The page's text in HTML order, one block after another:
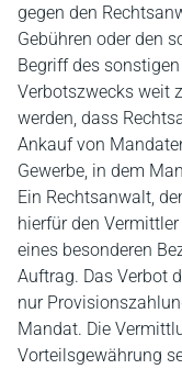
gegen den
Gebühren oder den
Begriff des
Verbotszwecks weit
werden, dass
Ankauf von
Gewerbe, in dem
Ein Rechtsanwalt,
hierfür den
eines besonderen
Auftrag. Das Verbot
nur
Mandat. Die
Vorteilsgewährung